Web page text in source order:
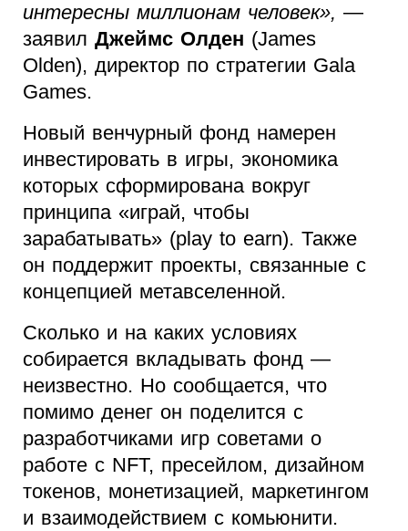
интересны миллионам человек», —
заявил Джеймс Олден (James
Olden), директор по стратегии Gala
Games.
Новый венчурный фонд намерен
инвестировать в игры, экономика
которых сформирована вокруг
принципа «играй, чтобы
зарабатывать» (play to earn). Также
он поддержит проекты, связанные с
концепцией метавселенной.
Сколько и на каких условиях
собирается вкладывать фонд —
неизвестно. Но сообщается, что
помимо денег он поделится с
разработчиками игр советами о
работе с NFT, пресейлом, дизайном
токенов, монетизацией, маркетингом
и взаимодействием с комьюнити.